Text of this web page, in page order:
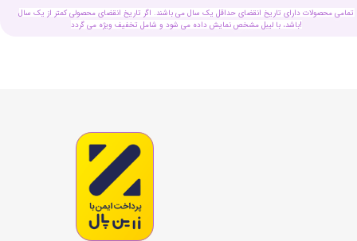
تمامی محصولات دارای تاریخ انقضای حداقل یک سال می باشند. اگر تاریخ انقضای محصولی کمتر از یک سال
باشد، با لیبل مشخص نمایش داده می شود و شامل تخفیف ویژه می گردد!